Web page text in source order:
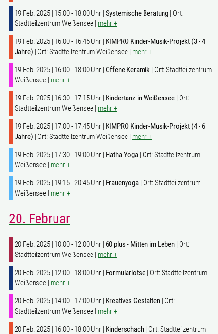
19 Feb. 2025 | 15:00 - 18:00 Uhr | Systemische Beratung | Ort:
Stadtteilzentrum Weißensee | mehr +
19 Feb. 2025 | 16:00 - 16:45 Uhr | KIMPRO Kinder-Musik-Projekt (3 - 4
Jahre) | Ort: Stadtteilzentrum Weißensee | mehr +
19 Feb. 2025 | 16:00 - 18:00 Uhr | Offene Keramik | Ort: Stadtteilzentrum
Weißensee | mehr +
19 Feb. 2025 | 16:30 - 17:15 Uhr | Kindertanz in Weißensee | Ort:
Stadtteilzentrum Weißensee | mehr +
19 Feb. 2025 | 17:00 - 17:45 Uhr | KIMPRO Kinder-Musik-Projekt (4 - 6
Jahre) | Ort: Stadtteilzentrum Weißensee | mehr +
19 Feb. 2025 | 17:30 - 19:00 Uhr | Hatha Yoga | Ort: Stadtteilzentrum
Weißensee | mehr +
19 Feb. 2025 | 19:15 - 20:45 Uhr | Frauenyoga | Ort: Stadtteilzentrum
Weißensee | mehr +
20. Februar
20 Feb. 2025 | 10:00 - 12:00 Uhr | 60 plus - Mitten im Leben | Ort:
Stadtteilzentrum Weißensee | mehr +
20 Feb. 2025 | 12:00 - 18:00 Uhr | Formularlotse | Ort: Stadtteilzentrum
Weißensee | mehr +
20 Feb. 2025 | 14:00 - 17:00 Uhr | Kreatives Gestalten | Ort:
Stadtteilzentrum Weißensee | mehr +
20 Feb. 2025 | 16:00 - 18:00 Uhr | Kinderschach | Ort: Stadtteilzentrum